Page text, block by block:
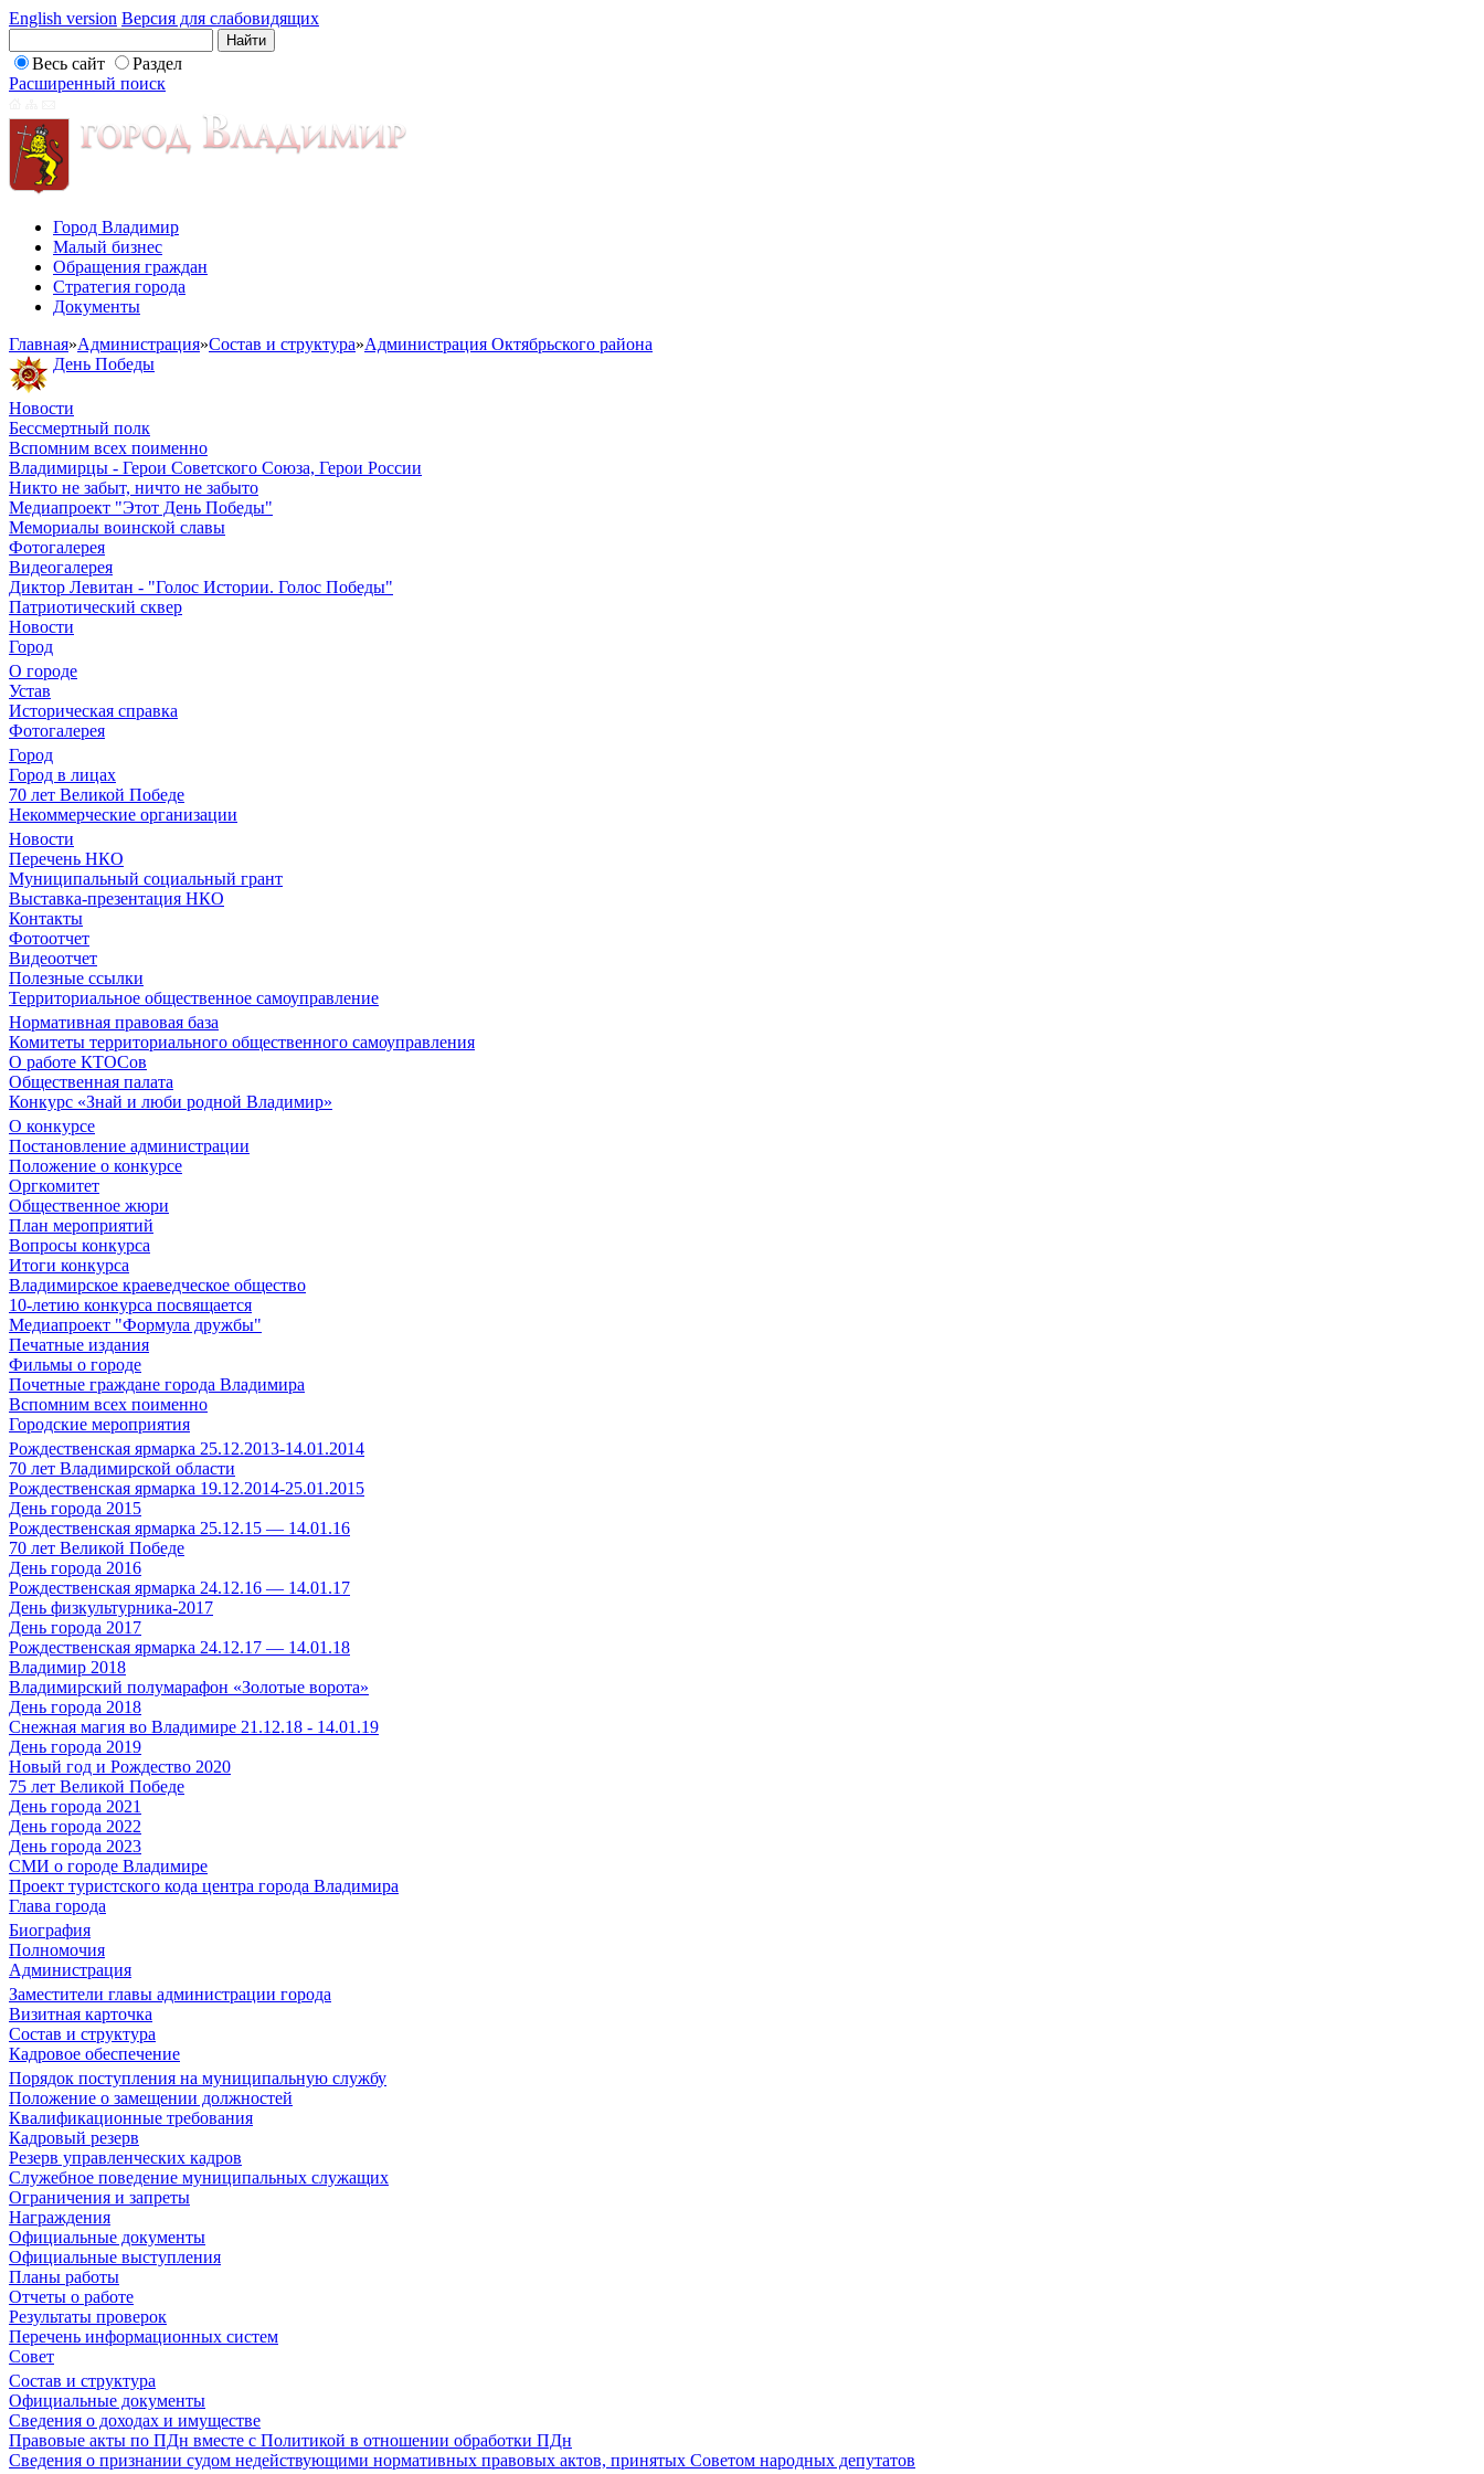
English version Версия для слабовидящих
Весь сайт
Раздел
Расширенный поиск
Город Владимир
Малый бизнес
Обращения граждан
Стратегия города
Документы
Главная»Администрация»Состав и структура»Администрация Октябрьского района
День Победы
Новости
Бессмертный полк
Вспомним всех поименно
Владимирцы - Герои Советского Союза, Герои России
Никто не забыт, ничто не забыто
Медиапроект "Этот День Победы"
Мемориалы воинской славы
Фотогалерея
Видеогалерея
Диктор Левитан - "Голос Истории. Голос Победы"
Патриотический сквер
Новости
Город
О городе
Устав
Историческая справка
Фотогалерея
Город
Город в лицах
70 лет Великой Победе
Некоммерческие организации
Новости
Перечень НКО
Муниципальный социальный грант
Выставка-презентация НКО
Контакты
Фотоотчет
Видеоотчет
Полезные ссылки
Территориальное общественное самоуправление
Нормативная правовая база
Комитеты территориального общественного самоуправления
О работе КТОСов
Общественная палата
Конкурс «Знай и люби родной Владимир»
О конкурсе
Постановление администрации
Положение о конкурсе
Оргкомитет
Общественное жюри
План мероприятий
Вопросы конкурса
Итоги конкурса
Владимирское краеведческое общество
10-летию конкурса посвящается
Медиапроект "Формула дружбы"
Печатные издания
Фильмы о городе
Почетные граждане города Владимира
Вспомним всех поименно
Городские мероприятия
Рождественская ярмарка 25.12.2013-14.01.2014
70 лет Владимирской области
Рождественская ярмарка 19.12.2014-25.01.2015
День города 2015
Рождественская ярмарка 25.12.15 — 14.01.16
70 лет Великой Победе
День города 2016
Рождественская ярмарка 24.12.16 — 14.01.17
День физкультурника-2017
День города 2017
Рождественская ярмарка 24.12.17 — 14.01.18
Владимир 2018
Владимирский полумарафон «Золотые ворота»
День города 2018
Снежная магия во Владимире 21.12.18 - 14.01.19
День города 2019
Новый год и Рождество 2020
75 лет Великой Победе
День города 2021
День города 2022
День города 2023
СМИ о городе Владимире
Проект туристского кода центра города Владимира
Глава города
Биография
Полномочия
Администрация
Заместители главы администрации города
Визитная карточка
Состав и структура
Кадровое обеспечение
Порядок поступления на муниципальную службу
Положение о замещении должностей
Квалификационные требования
Кадровый резерв
Резерв управленческих кадров
Служебное поведение муниципальных служащих
Ограничения и запреты
Награждения
Официальные документы
Официальные выступления
Планы работы
Отчеты о работе
Результаты проверок
Перечень информационных систем
Совет
Состав и структура
Официальные документы
Сведения о доходах и имуществе
Правовые акты по ПДн вместе с Политикой в отношении обработки ПДн
Сведения о признании судом недействующими нормативных правовых актов, принятых Советом народных депутатов